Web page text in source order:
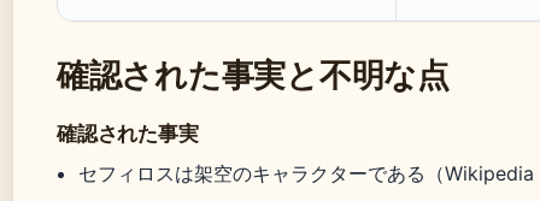
確認された事実と不明な点
確認された事実
セフィロスは架空のキャラクターである（